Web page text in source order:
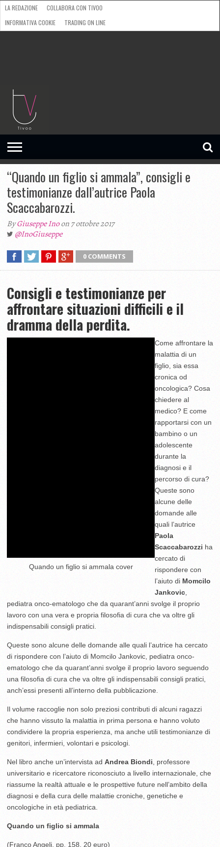
LA REDAZIONE
COLLABORA CON TIVOO
INFORMATIVA COOKIE
TRADING ON LINE
“Quando un figlio si ammala”, consigli e
testimonianze dall’autrice Paola
Scaccabarozzi.
ByGiuseppe Inoon 7 ottobre 2017
@InoGiuseppe
0 COMMENTS
Consigli e testimonianze per
affrontare situazioni difficili e il
dramma della perdita.
Quando un figlio si ammala cover
Come affrontare la
malattia di un
figlio, sia essa
cronica od
oncologica? Cosa
chiedere al
medico? E come
rapportarsi con un
bambino o un
adolescente
durante la
diagnosi e il
percorso di cura?
Queste sono
alcune delle
domande alle
quali l’autrice
Paola
Scaccabarozzi ha
cercato di
rispondere con
l’aiuto di Momcilo
Jankovic
pediatra onco-ematologo che da quarant’anni svolge il proprio
lavoro con una vera e propria filosofia di cura che va oltre gli
indispensabili consigli pratici.
Queste sono alcune delle domande alle quali l’autrice ha cercato
di rispondere con l’aiuto di Momcilo Jankovic, pediatra onco-
ematologo che da quarant’anni svolge il proprio lavoro seguendo
una filosofia di cura che va oltre gli indispensabili consigli pratici,
anch’essi presenti all’interno della pubblicazione.
Il volume raccoglie non solo preziosi contributi di alcuni ragazzi
che hanno vissuto la malattia in prima persona e hanno voluto
condividere la propria esperienza, ma anche utili testimonianze di
genitori, infermieri, volontari e psicologi.
Nel libro anche un’intervista ad Andrea Biondi , professore
universitario e ricercatore riconosciuto a livello internazionale, che
riassume la realtà attuale e le prospettive future nell’ambito della
diagnosi e della cura delle malattie croniche, genetiche e
oncologiche in età pediatrica.
Quando un figlio si ammala
(Franco Angeli, pp. 158, 20 euro)